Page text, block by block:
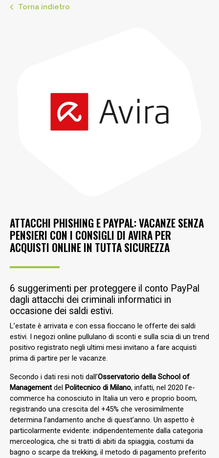
Torna indietro
ATTACCHI PHISHING E PAYPAL: VACANZE SENZA
PENSIERI CON I CONSIGLI DI AVIRA PER
ACQUISTI ONLINE IN TUTTA SICUREZZA
6 suggerimenti per proteggere il conto PayPal
dagli attacchi dei criminali informatici in
occasione dei saldi estivi.
L’estate è arrivata e con essa fioccano le offerte dei saldi
estivi. I negozi online pullulano di sconti e sulla scia di un trend
positivo registrato negli ultimi mesi invitano a fare acquisti
prima di partire per le vacanze.
Secondo i dati resi noti dall’Osservatorio della School of
Managementdel Politecnico di Milano, infatti, nel 2020 l’e-
commerce ha conosciuto in Italia un vero e proprio boom,
registrando una crescita del +45% che verosimilmente
determina l’andamento anche di quest’anno. Un aspetto è
particolarmente evidente: indipendentemente dalla categoria
merceologica, che si tratti di abiti da spiaggia, costumi da
bagno o scarpe da trekking, il metodo di pagamento preferito